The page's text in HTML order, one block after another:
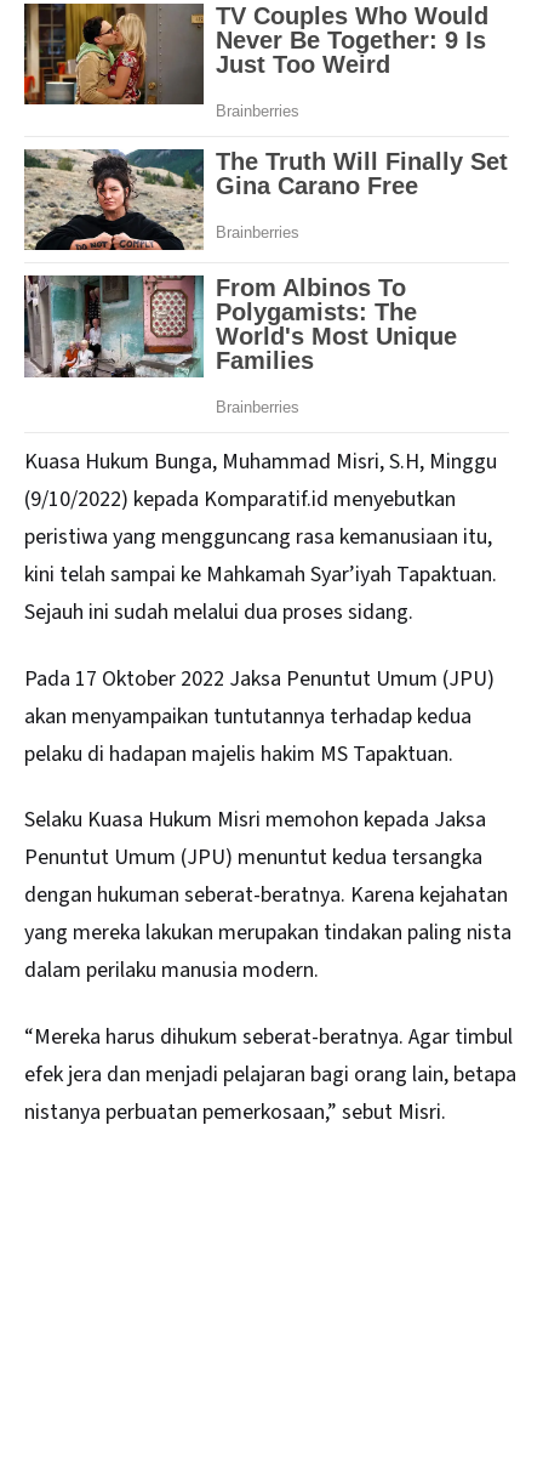
Kuasa Hukum Bunga, Muhammad Misri, S.H, Minggu
(9/10/2022) kepada Komparatif.id menyebutkan
peristiwa yang mengguncang rasa kemanusiaan itu,
kini telah sampai ke Mahkamah Syar’iyah Tapaktuan.
Sejauh ini sudah melalui dua proses sidang.
Pada 17 Oktober 2022 Jaksa Penuntut Umum (JPU)
akan menyampaikan tuntutannya terhadap kedua
pelaku di hadapan majelis hakim MS Tapaktuan.
Selaku Kuasa Hukum Misri memohon kepada Jaksa
Penuntut Umum (JPU) menuntut kedua tersangka
dengan hukuman seberat-beratnya. Karena kejahatan
yang mereka lakukan merupakan tindakan paling nista
dalam perilaku manusia modern.
“Mereka harus dihukum seberat-beratnya. Agar timbul
efek jera dan menjadi pelajaran bagi orang lain, betapa
nistanya perbuatan pemerkosaan,” sebut Misri.